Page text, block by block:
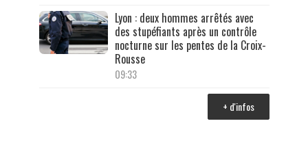
Lyon : deux hommes arrêtés avec
des stupéfiants après un contrôle
nocturne sur les pentes de la Croix-
Rousse
09:33
+ d'infos